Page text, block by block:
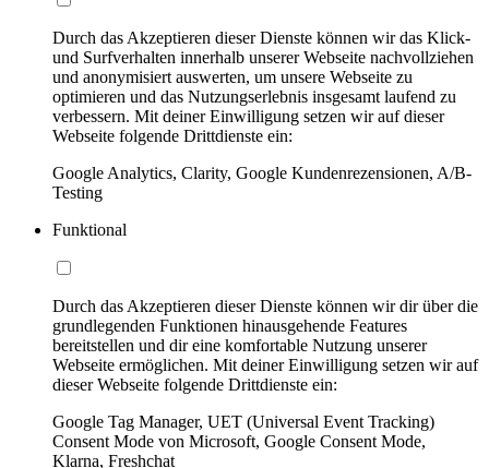
Durch das Akzeptieren dieser Dienste können wir das Klick-
und Surfverhalten innerhalb unserer Webseite nachvollziehen
und anonymisiert auswerten, um unsere Webseite zu
optimieren und das Nutzungserlebnis insgesamt laufend zu
verbessern. Mit deiner Einwilligung setzen wir auf dieser
Webseite folgende Drittdienste ein:
Google Analytics, Clarity, Google Kundenrezensionen, A/B-
Testing
Funktional
Durch das Akzeptieren dieser Dienste können wir dir über die
grundlegenden Funktionen hinausgehende Features
bereitstellen und dir eine komfortable Nutzung unserer
Webseite ermöglichen. Mit deiner Einwilligung setzen wir auf
dieser Webseite folgende Drittdienste ein:
Google Tag Manager, UET (Universal Event Tracking)
Consent Mode von Microsoft, Google Consent Mode,
Klarna, Freshchat